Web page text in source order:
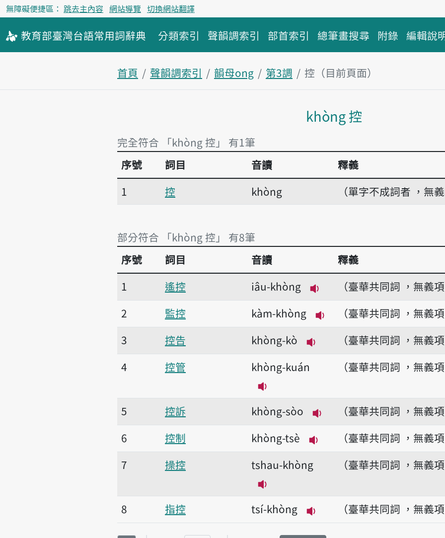
無障礙便捷區： 跳去主內容 網站導覽 切換網站翻譯
教育部臺灣台語常用詞辭典 分類索引 聲韻調索引 部首索引 總筆畫搜尋 附錄 編輯說
首頁 聲韻調索引 韻母ong 第3調
控（目前頁面）
khòng 控
完全符合 「khòng 控」 有1筆
完全符合 「khòng 控」 有1筆
序號 詞目 音讀
釋義
1
控 khòng （單字不成詞者 ，無義
部分符合 「khòng 控」 有8筆
部分符合 「khòng 控」 有8筆
序號 詞目 音讀
釋義
1
遙控
iâu-khòng
播放音讀iâu-khòng
（臺華共同詞 ，無義項
2
監控
kàm-khòng
播放音讀kàm-khòng
（臺華共同詞 ，無義項
3
控告
khòng-kò
播放音讀khòng-kò
（臺華共同詞 ，無義項
4
控管 khòng-kuán
播放音讀khòng-kuán
（臺華共同詞 ，無義項
5 控訴
khòng-sòo
播放音讀khòng-sòo
（臺華共同詞 ，無義項
6
控制
khòng-tsè
播放音讀khòng-tsè
（臺華共同詞 ，無義項
7
操控 tshau-khòng
播放音讀tshau-khòng
（臺華共同詞 ，無義項
8 指控
tsí-khòng
播放音讀tsí-khòng
（臺華共同詞 ，無義項